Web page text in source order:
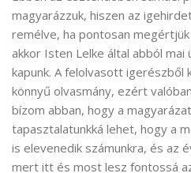
magyarázzuk, hiszen az
remélve, ha pontosan
akkor Isten Lelke által abból
kapunk. A felolvasott igerészből
könnyű olvasmány, ezért
bízom abban, hogy a
tapasztalatunkká lehet, hogy a
is elevenedik számunkra, és az
mert itt és most lesz fontossá